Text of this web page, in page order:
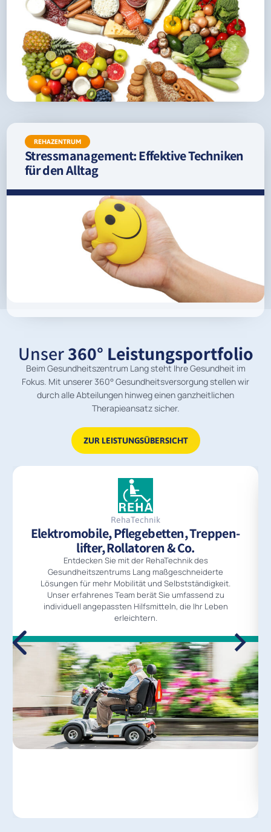
REHAZENTRUM
Stressmanagement: Effektive Techniken
für den Alltag
Unser360° Leistungsportfolio
Beim Gesundheitszentrum Lang steht Ihre Gesundheit im
Fokus. Mit unserer 360° Gesundheitsversorgung stellen wir
durch alle Abteilungen hinweg einen ganzheitlichen
Therapieansatz sicher.
ZUR LEISTUNGSÜBERSICHT
RehaTechnik
Elektromobile, Pflegebetten, Treppen­
lifter, Rollatoren & Co.
Entdecken Sie mit der RehaTechnik des
Gesundheitszentrums Lang maßgeschneiderte
Lösungen für mehr Mobilität und Selbstständigkeit.
Unser erfahrenes Team berät Sie umfassend zu
individuell angepassten Hilfsmitteln, die Ihr Leben
erleichtern.